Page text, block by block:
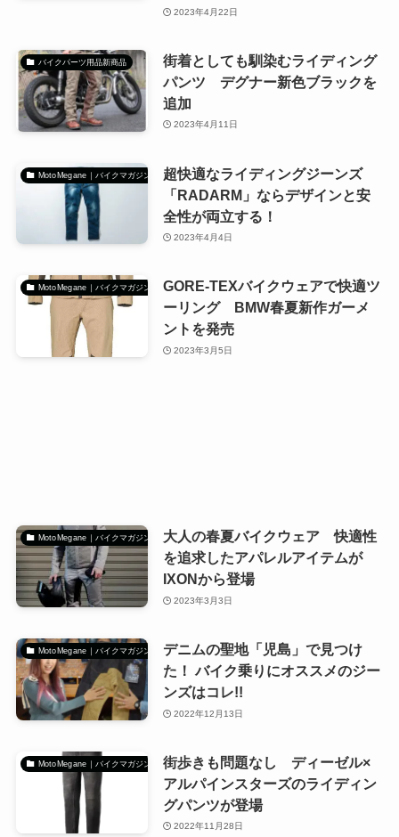
2023年4月22日
バイクパーツ用品新商品
街着としても馴染むライディング
パンツ デグナー新色ブラックを
追加
2023年4月11日
MotoMegane｜バイクマガジン
超快適なライディングジーンズ
「RADARM」ならデザインと安
全性が両立する！
2023年4月4日
MotoMegane｜バイクマガジン
GORE-TEXバイクウェアで快適ツ
ーリング BMW春夏新作ガーメ
ントを発売
2023年3月5日
MotoMegane｜バイクマガジン
大人の春夏バイクウェア 快適性
を追求したアパレルアイテムが
IXONから登場
2023年3月3日
MotoMegane｜バイクマガジン
デニムの聖地「児島」で見つけ
た！ バイク乗りにオススメのジー
ンズはコレ!!
2022年12月13日
MotoMegane｜バイクマガジン
街歩きも問題なし ディーゼル×
アルパインスターズのライディン
グパンツが登場
2022年11月28日